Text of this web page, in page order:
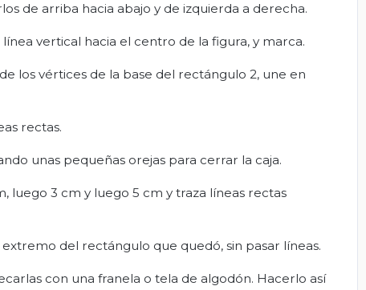
de arriba hacia abajo y de izquierda a derecha.
vertical hacia el centro de la figura, y marca.
los vértices de la base del rectángulo 2, une en
rectas.
unas pequeñas orejas para cerrar la caja.
luego 3 cm y luego 5 cm y traza líneas rectas
del rectángulo que quedó, sin pasar líneas.
con una franela o tela de algodón. Hacerlo así